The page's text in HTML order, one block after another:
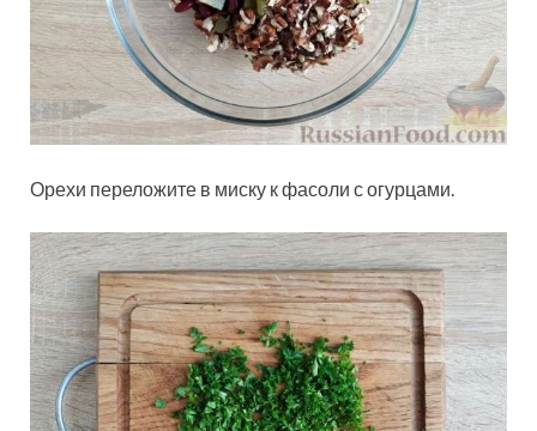
Орехи переложите в миску к фасоли с огурцами.